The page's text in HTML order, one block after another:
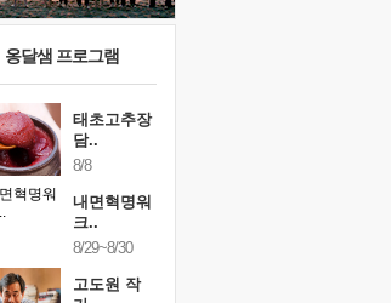
른다'는 것
적 성장의 여정
옹달샘 프로그램
태초고추장
담..
8/8
내면혁명워
크..
8/29~8/30
고도원 작